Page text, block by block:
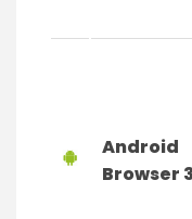
Android
Browser